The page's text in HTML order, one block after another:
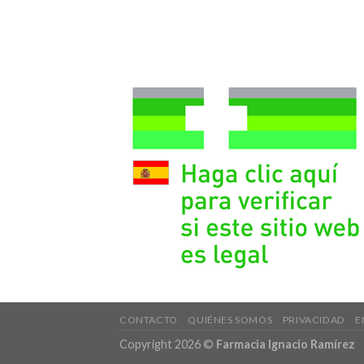
CONTACTO QUIÉNES SOMOS PRIVACIDAD
Copyright 2026 © Farmacia Ignacio Ramírez